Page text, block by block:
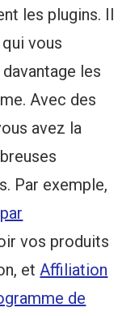
les plugins. Il
vous
les
Avec des
avez la
Par exemple,
vos produits
etAffiliation
de